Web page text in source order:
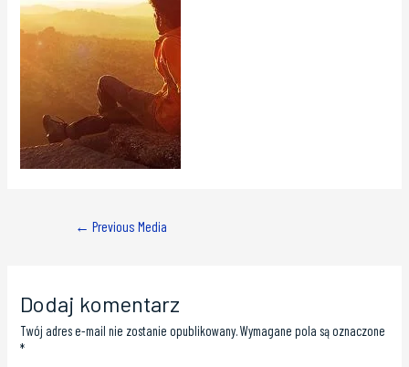
← Previous Media
Dodaj komentarz
Twój adres e-mail nie zostanie opublikowany.Wymagane pola są oznaczone
*